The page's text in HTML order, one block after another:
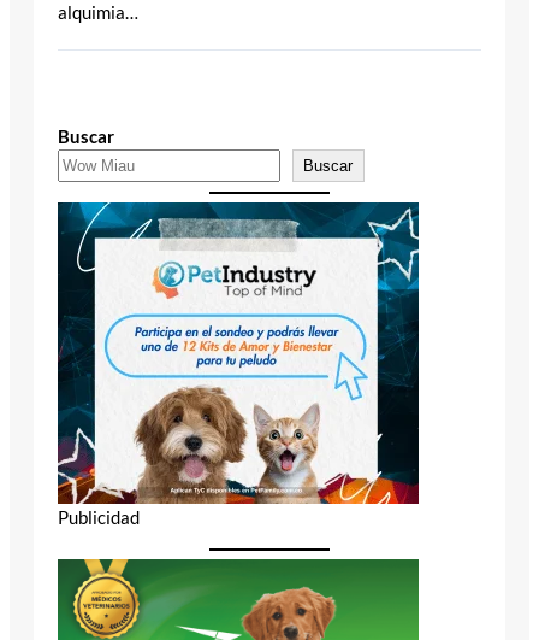
alquimia…
Buscar
Buscar
Publicidad